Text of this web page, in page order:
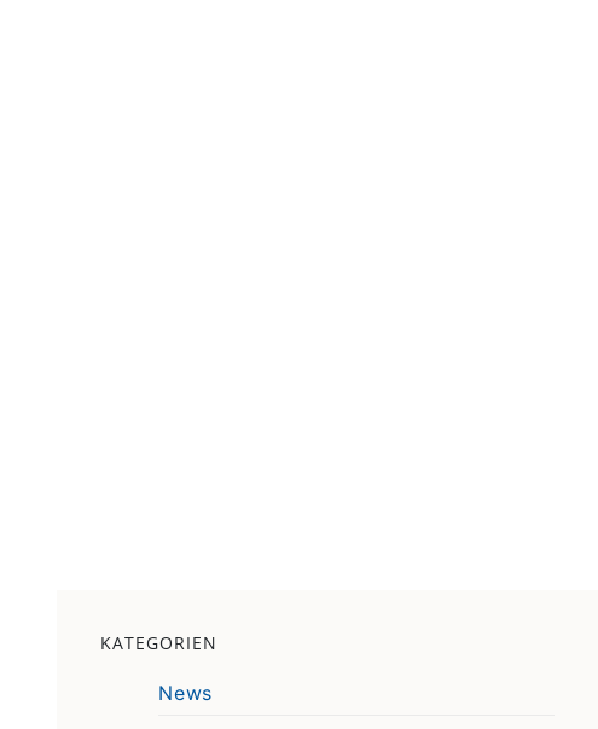
KATEGORIEN
News